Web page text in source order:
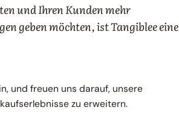
und Ihren Kunden mehr
geben möchten, ist Tangiblee eine
und freuen uns darauf, unsere
zu erweitern.